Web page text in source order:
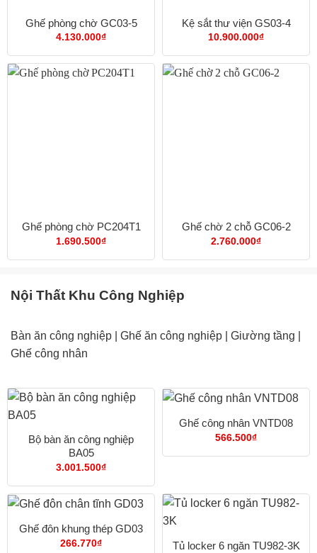
Ghế phòng chờ GC03-5
4.130.000₫
Kệ sắt thư viện GS03-4
10.900.000₫
Ghế phòng chờ PC204T1
1.690.500₫
Ghế chờ 2 chỗ GC06-2
2.760.000₫
Nội Thất Khu Công Nghiệp
Bàn ăn công nghiệp Ghế ăn công nghiệp Giường tầng
Ghế công nhân
Bộ bàn ăn công nghiệp
BA05
3.001.500₫
Ghế công nhân VNTD08
566.500₫
Ghế đôn khung thép GD03
266.770₫ Tủ locker 6 ngăn TU982-3K